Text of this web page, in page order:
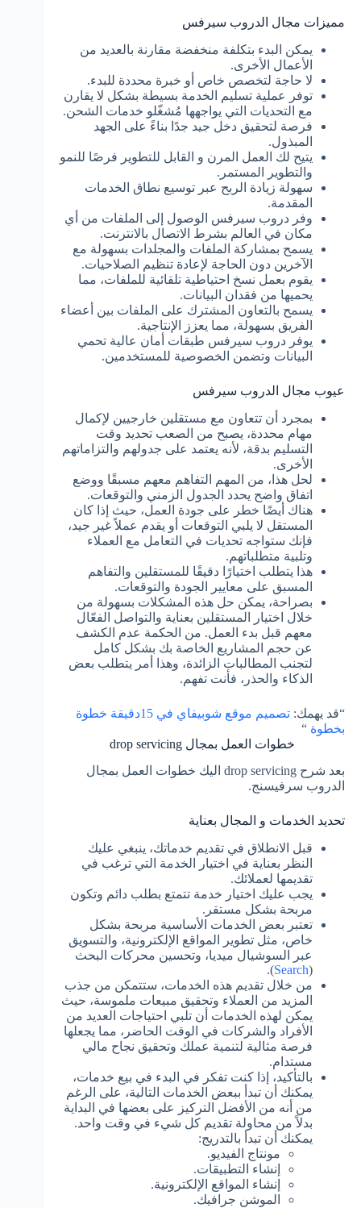
مميزات مجال الدروب سيرفس
يمكن البدء بتكلفة منخفضة مقارنة بالعديد من
الأعمال الأخرى.
لا حاجة لتخصص خاص أو خبرة محددة للبدء.
توفر عملية تسليم الخدمة بسيطة بشكل لا يقارن
مع التحديات التي يواجهها مُشغّلو خدمات الشحن.
فرصة لتحقيق دخل جيد جدًا بناءً على الجهد
المبذول.
يتيح لك العمل المرن و القابل للتطوير فرصًا للنمو
والتطوير المستمر.
سهولة زيادة الربح عبر توسيع نطاق الخدمات
المقدمة.
وفر دروب سيرفس الوصول إلى الملفات من أي
مكان في العالم بشرط الاتصال بالانترنت.
يسمح بمشاركة الملفات والمجلدات بسهولة مع
الآخرين دون الحاجة لإعادة تنظيم الصلاحيات.
يقوم بعمل نسخ احتياطية تلقائية للملفات، مما
يحميها من فقدان البيانات.
يسمح بالتعاون المشترك على الملفات بين أعضاء
الفريق بسهولة، مما يعزز الإنتاجية.
يوفر دروب سيرفس طبقات أمان عالية تحمي
البيانات وتضمن الخصوصية للمستخدمين.
عيوب مجال الدروب سيرفس
بمجرد أن تتعاون مع مستقلين خارجيين لإكمال
مهام محددة، يصبح من الصعب تحديد وقت
التسليم بدقة، لأنه يعتمد على جدولهم والتزاماتهم
الأخرى.
لحل هذا، من المهم التفاهم معهم مسبقًا ووضع
اتفاق واضح يحدد الجدول الزمني والتوقعات.
هناك أيضًا خطر على جودة العمل، حيث إذا كان
المستقل لا يلبي التوقعات أو يقدم عملاً غير جيد،
فإنك ستواجه تحديات في التعامل مع العملاء
وتلبية متطلباتهم.
هذا يتطلب اختيارًا دقيقًا للمستقلين والتفاهم
المسبق على معايير الجودة والتوقعات.
بصراحة، يمكن حل هذه المشكلات بسهولة من
خلال اختيار المستقلين بعناية والتواصل الفعّال
معهم قبل بدء العمل. من الحكمة عدم الكشف
عن حجم المشاريع الخاصة بك بشكل كامل
لتجنب المطالبات الزائدة، وهذا أمر يتطلب بعض
الذكاء والحذر، فأنت تفهم.
“قد يهمك:
تصميم موقع شوبيفاي في 15دقيقة خطوة
بخطوة “
خطوات العمل بمجال drop servicing
بعد شرح drop servicing اليك خطوات العمل بمجال
الدروب سرفيسنج.
تحديد الخدمات و المجال بعناية
قبل الانطلاق في تقديم خدماتك، ينبغي عليك
النظر بعناية في اختيار الخدمة التي ترغب في
تقديمها لعملائك.
يجب عليك اختيار خدمة تتمتع بطلب دائم وتكون
مربحة بشكل مستقر.
تعتبر بعض الخدمات الأساسية مربحة بشكل
خاص، مثل تطوير المواقع الإلكترونية، والتسويق
عبر السوشيال ميديا، وتحسين محركات البحث
(
Search
).
من خلال تقديم هذه الخدمات، ستتمكن من جذب
المزيد من العملاء وتحقيق مبيعات ملموسة، حيث
يمكن لهذه الخدمات أن تلبي احتياجات العديد من
الأفراد والشركات في الوقت الحاضر، مما يجعلها
فرصة مثالية لتنمية عملك وتحقيق نجاح مالي
مستدام.
بالتأكيد، إذا كنت تفكر في البدء في بيع خدمات،
يمكنك أن تبدأ ببعض الخدمات التالية، على الرغم
من أنه من الأفضل التركيز على بعضها في البداية
بدلاً من محاولة تقديم كل شيء في وقت واحد.
يمكنك أن تبدأ بالتدريج:
مونتاج الفيديو.
إنشاء التطبيقات.
إنشاء المواقع الإلكترونية.
الموشن جرافيك.